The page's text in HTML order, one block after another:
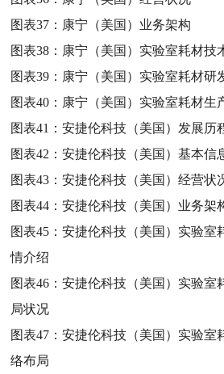
图表37： 康宁（美国）业务架构
图表38： 康宁（美国）实验室耗材技
图表39： 康宁（美国）实验室耗材研
图表40： 康宁（美国）实验室耗材生
图表41：安捷伦科技（美国）发展历
图表42：安捷伦科技（美国）基本信
图表43：安捷伦科技（美国）经营状
图表44：安捷伦科技（美国）业务架
图表45：安捷伦科技（美国）实验室
情介绍
图表46：安捷伦科技（美国）实验室
局状况
图表47：安捷伦科技（美国）实验室
络布局